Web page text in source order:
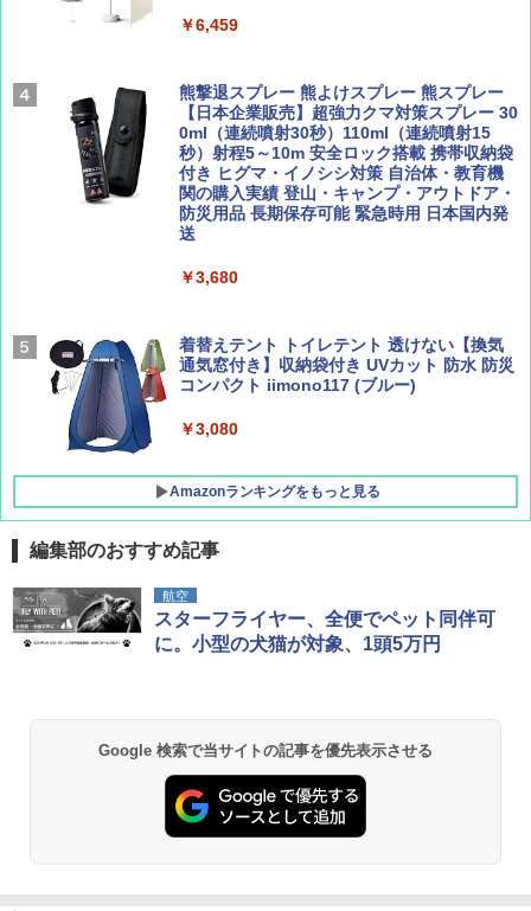
￥1,540
AIRLINE（エアライン）2026年9月号【特
集】ボーイング110周年を祝して！
￥1,760
球の歩き方A ヨーロッパ
￥2,479
A26 地球の歩き方 チェコ ポーランド スロヴ
ァキア 2026～2027 地球の歩き方A ヨーロッ
テント ワンタッチ RENEW 幅200 2-3人用 43
￥5,999
[キャンパーズコレクション 山善] 傘みたいに
広げるだけ パッとサッとテント ブラックコ
ーティング フルクローズ メッシュ 3-4人用
簡単設置 ポップアップテント エクルベージ
ュ(BC仕様) PATC-150B(EB)
￥9,990
[キャンパーズコレクション 山善] 傘みたいに
広げるだけ パッとサッとテント キューブワ
イド ブラックコーティング フルクローズ メ
ATCW-150B エクルベージュ
￥6,459
熊撃退スプレー 熊よけスプレー 熊スプレー
【日本企業販売】超強力クマ対策スプレー 30
0ml（連続噴射30秒）110ml（連続噴射15
秒）射程5～10m 安全ロック搭載 携帯収納袋
付き ヒグマ・イノシシ対策 自治体・教育機
関の購入実績 登山・キャンプ・アウトドア・
防災用品 長期保存可能 緊急時用 日本国内発
送
￥3,680
着替えテント トイレテント 透けない【換気
通気窓付き】収納袋付き UVカット 防水 防災
コンパクト iimono117 (ブルー)
￥3,080
Amazonランキングをもっと見る
編集部のおすすめ記事
航空
スターフライヤー、全便でペット同伴可
に。小型の犬猫が対象、1頭5万円
Google 検索で当サイトの記事を優先表示させる